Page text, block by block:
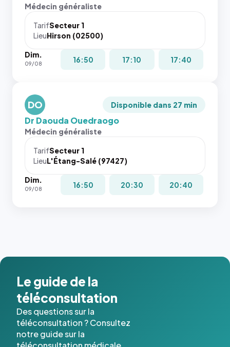
dans ce
cas. #}
navigateur
pas la
place, et
les trois
dernières
images de
l'annuaire
dans ce
cas. #}
Médecin généraliste
TarifSecteur 1
LieuHirson (02500)
Dim.
09/08 16:50 17:10 17:40
DO Disponible dans 27 min
Dr Daouda Ouedraogo
Médecin généraliste
TarifSecteur 1
LieuL'Étang-Salé (97427)
Dim.
09/08 16:50 20:30 20:40
Le guide de la
téléconsultation
Des questions sur la
téléconsultation ? Consultez
notre guide sur la